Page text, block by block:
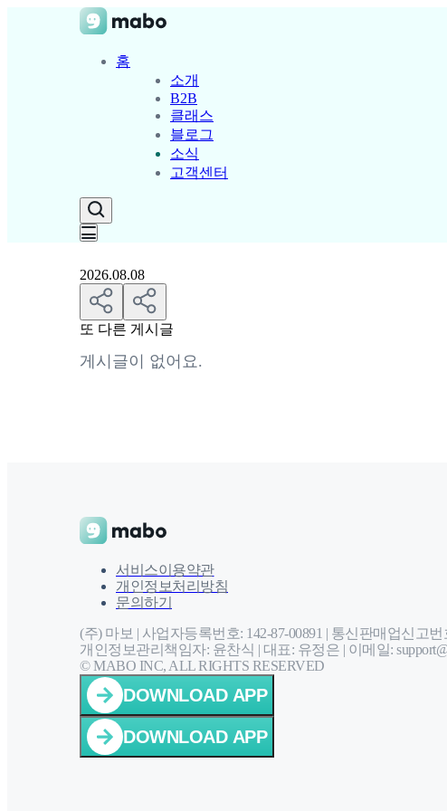
홈
소개
B2B
클래스
블로그
소식
고객센터
2026.08.08
또 다른 게시글
게시글이 없어요.
서비스이용약관
개인정보처리방침
문의하기
(주) 마보 | 사업자등록번호: 142-87-00891 | 통신판매업신고번
개인정보관리책임자: 윤찬식 | 대표: 유정은 | 이메일:
© MABO INC, ALL RIGHTS RESERVED
DOWNLOAD APP
DOWNLOAD APP